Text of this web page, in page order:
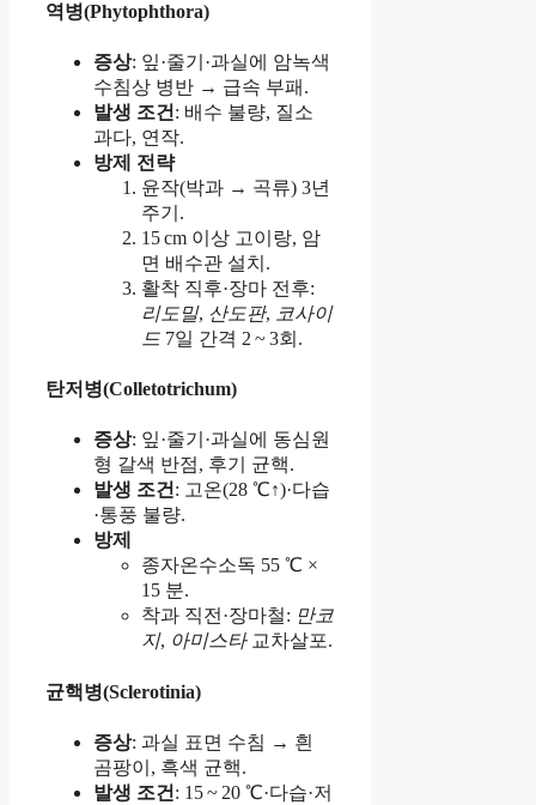
역병(Phytophthora)
증상: 잎·줄기·과실에 암녹색
수침상 병반 → 급속 부패.
발생 조건 : 배수 불량, 질소
과다, 연작.
방제 전략
윤작(박과 → 곡류) 3년
주기.
15 cm 이상 고이랑, 암
면 배수관 설치.
활착 직후·장마 전후:
리도밀, 산도판, 코사이
드 7일 간격 2 ~ 3회.
탄저병(Colletotrichum)
증상: 잎·줄기·과실에 동심원
형 갈색 반점, 후기 균핵.
발생 조건 : 고온(28 ℃↑)·다습
·통풍 불량.
방제
종자온수소독 55 ℃ ×
15 분.
착과 직전·장마철: 만코
지, 아미스타교차살포.
균핵병(Sclerotinia)
증상: 과실 표면 수침 → 흰
곰팡이, 흑색 균핵.
발생 조건 : 15 ~ 20 ℃·다습·저